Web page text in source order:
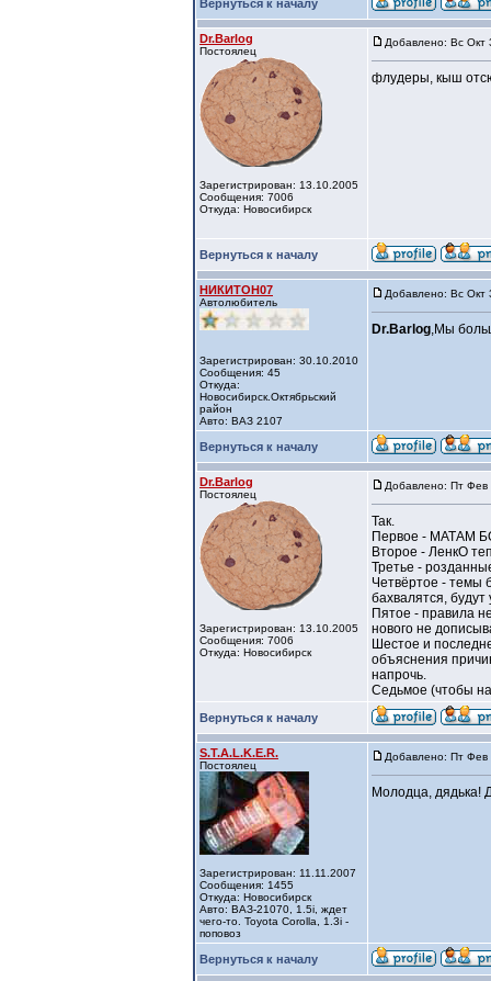
Вернуться к началу
Dr.Barlog
Постоялец
Зарегистрирован: 13.10.2005
Сообщения: 7006
Откуда: Новосибирск
Добавлено: Вс Окт
флудеры, кыш
Вернуться к началу
НИКИТОН07
Автолюбитель
Зарегистрирован: 30.10.2010
Сообщения: 45
Откуда:
Новосибирск.Октябрьский
район
Авто: ВАЗ 2107
Добавлено: Вс Окт
Dr.Barlog,Мы
Вернуться к началу
Dr.Barlog
Постоялец
Зарегистрирован: 13.10.2005
Сообщения: 7006
Откуда: Новосибирск
Добавлено: Пт Фев
Так.
Первое - МАТАМ
Второе - ЛенкО
Третье -
Четвёртое - темы
бахвалятся, будут
Пятое - правила
нового не
Шестое и
объяснения
напрочь.
Седьмое (чтобы
Вернуться к началу
S.T.A.L.K.E.R.
Постоялец
Зарегистрирован: 11.11.2007
Сообщения: 1455
Откуда: Новосибирск
Авто: ВАЗ-21070, 1.5i, ждет
чего-то. Toyota Corolla, 1.3i -
поповоз
Добавлено: Пт Фев
Молодца, дядька!
Вернуться к началу